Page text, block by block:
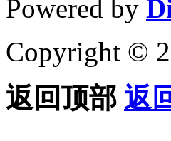
Powered by
Copyright ©
返回顶部 返